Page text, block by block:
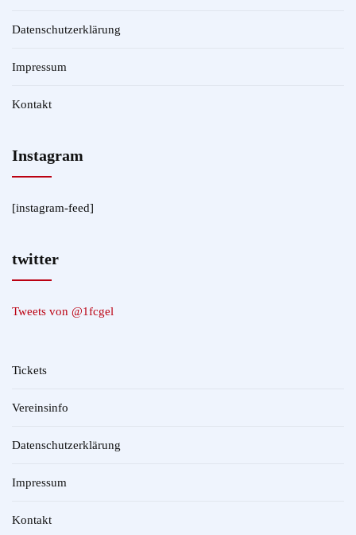
Datenschutzerklärung
Impressum
Kontakt
Instagram
[instagram-feed]
twitter
Tweets von @1fcgel
Tickets
Vereinsinfo
Datenschutzerklärung
Impressum
Kontakt